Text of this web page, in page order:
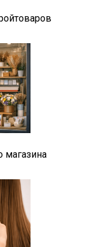
магазина